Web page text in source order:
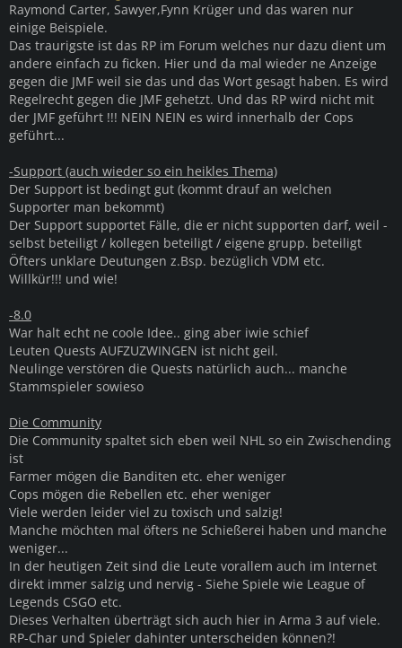
Raymond Carter, Sawyer,Fynn Krüger und das waren nur
einige Beispiele.
Das traurigste ist das RP im Forum welches nur dazu dient um
andere einfach zu ficken. Hier und da mal wieder ne Anzeige
gegen die JMF weil sie das und das Wort gesagt haben. Es wird
Regelrecht gegen die JMF gehetzt. Und das RP wird nicht mit
der JMF geführt !!! NEIN NEIN es wird innerhalb der Cops
geführt...
-Support (auch wieder so ein heikles Thema)
Der Support ist bedingt gut (kommt drauf an welchen
Supporter man bekommt)
Der Support supportet Fälle, die er nicht supporten darf, weil -
selbst beteiligt / kollegen beteiligt / eigene grupp. beteiligt
Öfters unklare Deutungen z.Bsp. bezüglich VDM etc.
Willkür!!! und wie!
-8.0
War halt echt ne coole Idee.. ging aber iwie schief
Leuten Quests AUFZUZWINGEN ist nicht geil.
Neulinge verstören die Quests natürlich auch... manche
Stammspieler sowieso
Die Community
Die Community spaltet sich eben weil NHL so ein Zwischending
ist
Farmer mögen die Banditen etc. eher weniger
Cops mögen die Rebellen etc. eher weniger
Viele werden leider viel zu toxisch und salzig!
Manche möchten mal öfters ne Schießerei haben und manche
weniger...
In der heutigen Zeit sind die Leute vorallem auch im Internet
direkt immer salzig und nervig - Siehe Spiele wie League of
Legends CSGO etc.
Dieses Verhalten überträgt sich auch hier in Arma 3 auf viele.
RP-Char und Spieler dahinter unterscheiden können?!